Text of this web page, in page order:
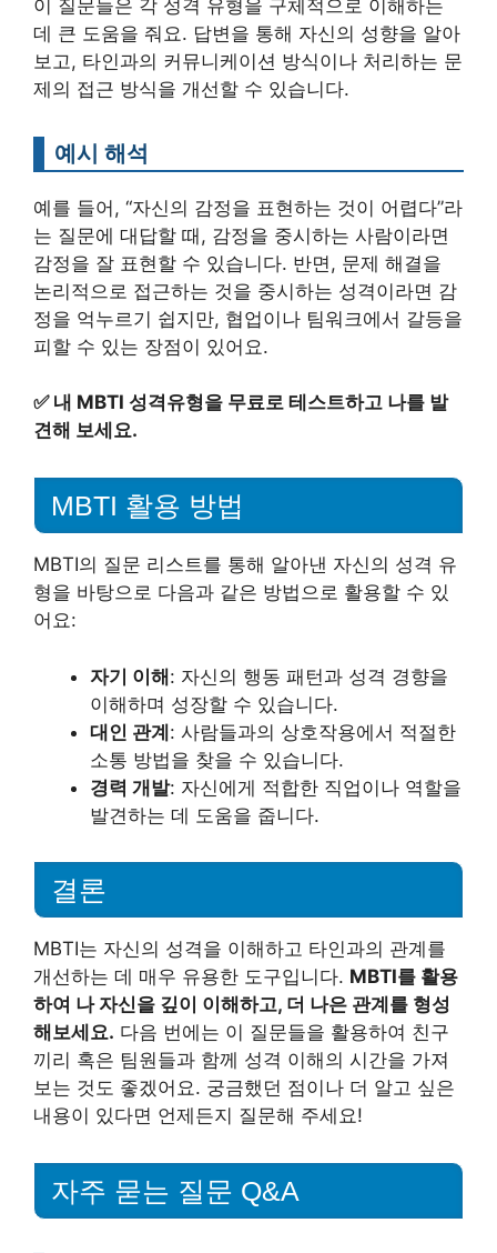
이 질문들은 각 성격 유형을 구체적으로 이해하는
데 큰 도움을 줘요. 답변을 통해 자신의 성향을 알아
보고, 타인과의 커뮤니케이션 방식이나 처리하는 문
제의 접근 방식을 개선할 수 있습니다.
예시 해석
예를 들어, “자신의 감정을 표현하는 것이 어렵다”라
는 질문에 대답할 때, 감정을 중시하는 사람이라면
감정을 잘 표현할 수 있습니다. 반면, 문제 해결을
논리적으로 접근하는 것을 중시하는 성격이라면 감
정을 억누르기 쉽지만, 협업이나 팀워크에서 갈등을
피할 수 있는 장점이 있어요.
✅ 내 MBTI 성격유형을 무료로 테스트하고 나를 발
견해 보세요.
MBTI 활용 방법
MBTI의 질문 리스트를 통해 알아낸 자신의 성격 유
형을 바탕으로 다음과 같은 방법으로 활용할 수 있
어요:
자기 이해: 자신의 행동 패턴과 성격 경향을
이해하며 성장할 수 있습니다.
대인 관계: 사람들과의 상호작용에서 적절한
소통 방법을 찾을 수 있습니다.
경력 개발: 자신에게 적합한 직업이나 역할을
발견하는 데 도움을 줍니다.
결론
MBTI는 자신의 성격을 이해하고 타인과의 관계를
개선하는 데 매우 유용한 도구입니다. MBTI를 활용
하여 나 자신을 깊이 이해하고, 더 나은 관계를 형성
해보세요. 다음 번에는 이 질문들을 활용하여 친구
끼리 혹은 팀원들과 함께 성격 이해의 시간을 가져
보는 것도 좋겠어요. 궁금했던 점이나 더 알고 싶은
내용이 있다면 언제든지 질문해 주세요!
자주 묻는 질문 Q&A